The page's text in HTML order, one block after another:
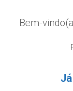
Bem-